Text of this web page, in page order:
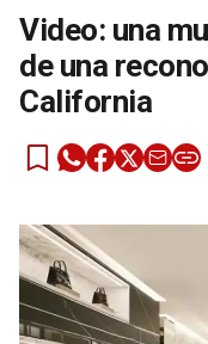
Video: una
de una
California